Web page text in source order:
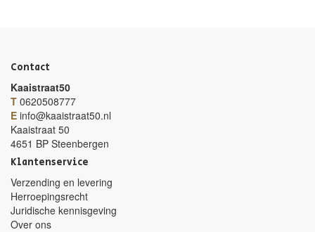
Contact
Kaaistraat50
T 0620508777
E info@kaaistraat50.nl
Kaaistraat 50
4651 BP Steenbergen
Klantenservice
Verzending en levering
Herroepingsrecht
Juridische kennisgeving
Over ons